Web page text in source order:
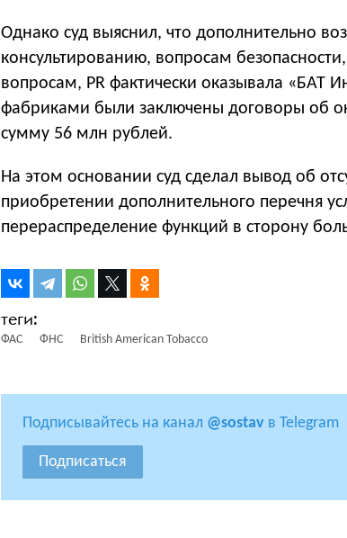
Однако суд выяснил, что дополнительно
консультированию, вопросам
вопросам, PR фактически оказывала «БАТ
фабриками были заключены договоры об
сумму 56 млн рублей.
На этом основании суд сделал вывод об
приобретении дополнительного перечня
перераспределение функций в сторону
ФАС ФНС British American Tobacco
Подписывайтесь на канал @sostav в Telegram
Подписаться